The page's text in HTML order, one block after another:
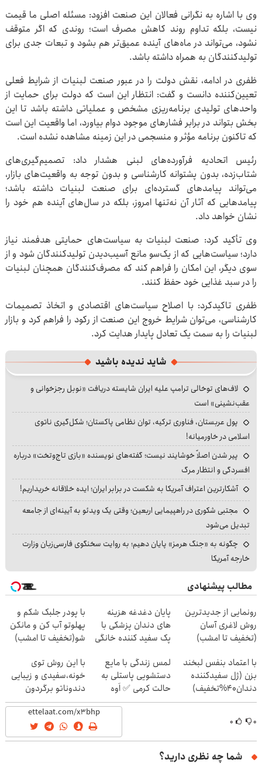
وی با اشاره به نگرانی فعالان این صنعت افزود: مسئله اصلی ما قیمت
نیست، بلکه تداوم روند کاهش مصرف است؛ روندی که اگر متوقف
نشود، می‌تواند در ماه‌های آینده عمیق‌تر هم بشود و تبعات جدی برای
تولیدکنندگان به همراه داشته باشد.
ظفری در ادامه، نقش دولت را در عبور صنعت لبنیات از شرایط فعلی
تعیین‌کننده دانست و گفت: انتظار این است که دولت برای حمایت از
واحدهای تولیدی برنامه‌ریزی مشخص و عملیاتی داشته باشد تا این
بخش بتواند در برابر فشارهای موجود دوام بیاورد، اما واقعیت این است
که تاکنون برنامه مؤثر و منسجمی در این زمینه مشاهده نشده است.
رئیس اتحادیه فرآورده‌های لبنی هشدار داد: تصمیم‌گیری‌های
شتاب‌زده، بدون پشتوانه کارشناسی و بدون توجه به واقعیت‌های بازار،
می‌تواند پیامدهای گسترده‌ای برای صنعت لبنیات داشته باشد؛
پیامدهایی که آثار آن نه‌تنها امروز، بلکه در سال‌های آینده هم خود را
نشان خواهد داد.
وی تأکید کرد: صنعت لبنیات به سیاست‌های حمایتی هدفمند نیاز
دارد؛ سیاست‌هایی که از یک‌سو مانع آسیب‌دیدن تولیدکنندگان شود و از
سوی دیگر، این امکان را فراهم کند که مصرف‌کنندگان همچنان لبنیات
را در سبد غذایی خود حفظ کنند.
ظفری تاکیدکرد: با اصلاح سیاست‌های اقتصادی و اتخاذ تصمیمات
کارشناسی، می‌توان شرایط خروج این صنعت از رکود را فراهم کرد و بازار
لبنیات را به سمت یک تعادل پایدار هدایت کرد.
شاید ندیده باشید
لاف‌های توخالی ترامپ علیه ایران شایسته دریافت «نوبل رجزخوانی و
عقب‌نشینی» است
پول عربستان، فناوری ترکیه، توان نظامی پاکستان؛ شکل‌گیری ناتوی
اسلامی در خاورمیانه!
پیر شدن اصلاً خوشایند نیست؛ گفته‌های نویسنده «بازی تاج‌وتخت» درباره
افسردگی و انتظار مرگ
آشکارترین اعتراف آمریکا به شکست در برابر ایران؛ ایده خلاقانه خریداریم!
مجتبی شکوری در راهپیمایی اربعین؛ وقتی یک ویدئو به آیینه‌ای از جامعه
تبدیل می‌شود
چگونه به «جنگ هرمز» پایان دهیم؛ به روایت سخنگوی فارسی‌زبان وزارت
خارجه آمریکا
مطالب پیشنهادی
رونمایی از جدیدترین
روش لاغری آسان
(تخفیف تا امشب)
پایان دغدغه هزینه
های دندان پزشکی با
پک سفید کننده خانگی
با پودر جلبک شکم و
پهلوتو آب کن و مانکن
شو(تخفیف تا امشب)
با اعتماد بنفس لبخند
بزن (ژل سفیدکننده
دندان40%تخفیف)
لمس زندگی با مایع
دستشویی پاستلی به
حالت کرمی ✅ اَوه
با این روش توی
خونه،سفیدی و زیبایی
دندوناتو برگردون
(40%off)
۰ ۰
شما چه نظری دارید؟